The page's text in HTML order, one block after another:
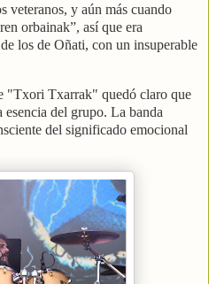
veteranos, y aún más cuando
orbainak”, así que era
los de Oñati, con un insuperable
"Txori Txarrak" quedó claro que
del grupo. La banda
del significado emocional